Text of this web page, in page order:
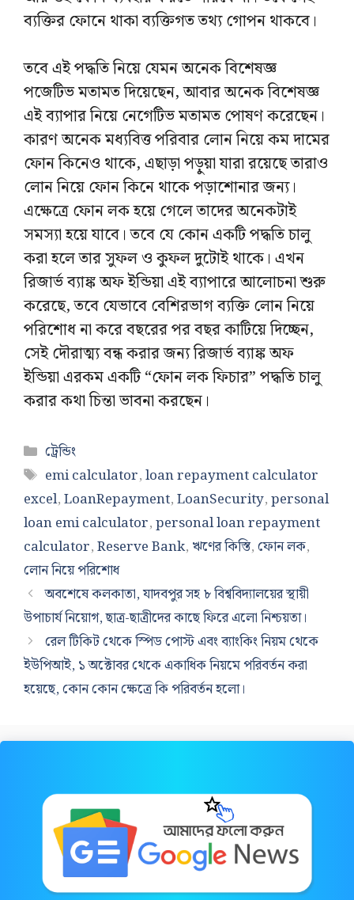
ব্যক্তির ফোনে থাকা ব্যক্তিগত তথ্য গোপন থাকবে।
তবে এই পদ্ধতি নিয়ে যেমন অনেক বিশেষজ্ঞ
পজেটিভ মতামত দিয়েছেন, আবার অনেক বিশেষজ্ঞ
এই ব্যাপার নিয়ে নেগেটিভ মতামত পোষণ করেছেন।
কারণ অনেক মধ্যবিত্ত পরিবার লোন নিয়ে কম দামের
ফোন কিনেও থাকে, এছাড়া পড়ুয়া যারা রয়েছে তারাও
লোন নিয়ে ফোন কিনে থাকে পড়াশোনার জন্য।
এক্ষেত্রে ফোন লক হয়ে গেলে তাদের অনেকটাই
সমস্যা হয়ে যাবে। তবে যে কোন একটি পদ্ধতি চালু
করা হলে তার সুফল ও কুফল দুটোই থাকে। এখন
রিজার্ভ ব্যাঙ্ক অফ ইন্ডিয়া এই ব্যাপারে আলোচনা শুরু
করেছে, তবে যেভাবে বেশিরভাগ ব্যক্তি লোন নিয়ে
পরিশোধ না করে বছরের পর বছর কাটিয়ে দিচ্ছেন,
সেই দৌরাত্ম্য বন্ধ করার জন্য রিজার্ভ ব্যাঙ্ক অফ
ইন্ডিয়া এরকম একটি “ফোন লক ফিচার” পদ্ধতি চালু
করার কথা চিন্তা ভাবনা করছেন।
Categories
ট্রেন্ডিং
Tags
emi calculator,loan repayment calculator
excel,LoanRepayment,LoanSecurity,personal
loan emi calculator,personal loan repayment
calculator,Reserve Bank, ঋণের কিস্তি,ফোন লক,
লোন নিয়ে পরিশোধ
অবশেষে কলকাতা, যাদবপুর সহ ৮ বিশ্ববিদ্যালয়ের স্থায়ী
উপাচার্য নিয়োগ, ছাত্র-ছাত্রীদের কাছে ফিরে এলো নিশ্চয়তা।
রেল টিকিট থেকে স্পিড পোস্ট এবং ব্যাংকিং নিয়ম থেকে
ইউপিআই, ১ অক্টোবর থেকে একাধিক নিয়মে পরিবর্তন করা
হয়েছে, কোন কোন ক্ষেত্রে কি পরিবর্তন হলো।